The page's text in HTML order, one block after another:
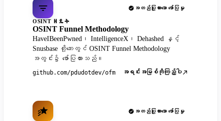
အတည်ပြုထားသော ဖော်ပြမှု
OSINT ዘዴት
OSINT Funnel Methodology
HaveIBeenPwned၊ IntelligenceX၊ Dehashed နှင့်
Snusbase တို့ဘေးတွင် OSINT Funnel Methodology
အတွင်း၌ ဖော်ပြထားသည်။
github.com/pdudotdev/ofm အရင်းအမြစ်ကိုကြည့်ပါ
အတည်ပြုထားသော ဖော်ပြမှု